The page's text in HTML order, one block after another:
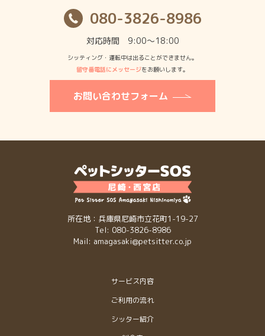
080-3826-8986
対応時間 9:00〜18:00
シッティング・運転中は出ることができません。
留守番電話にメッセージをお願いします。
お問い合わせフォーム
所在地：兵庫県尼崎市立花町1-19-27
Tel: 080-3826-8986
Mail: amagasaki@petsitter.co.jp
サービス内容
ご利用の流れ
シッター紹介